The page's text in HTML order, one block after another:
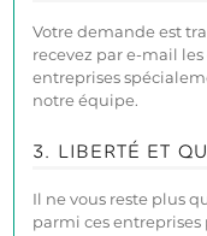
Votre demande est
recevez par e-mail
entreprises
notre équipe.
3. LIBERTÉ ET
Il ne vous reste plus
parmi ces entreprises